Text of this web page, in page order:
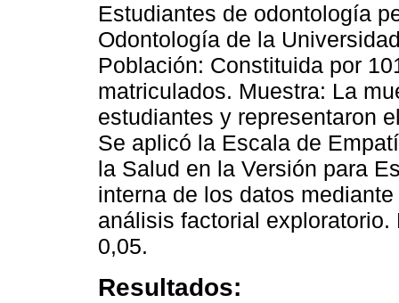
Estudiantes de odontología
Odontología de la
Población: Constituida por
matriculados. Muestra: La
estudiantes y representaron
Se aplicó la Escala de
la Salud en la Versión para
interna de los datos
análisis factorial
0,05.
Resultados: